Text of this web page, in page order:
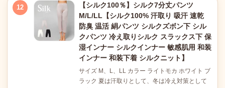
12
【シルク100％】シルク7分丈パンツ
M/L/LL【シルク100% 汗取り 吸汗 速乾
防臭 温活 絹パンツ シルクズボン下 シル
クパンツ 冷え取りシルク スラックス下 保
湿インナー シルクインナー 敏感肌用 和装
インナー 和装下着 シルクニット】
サイズ M、L、LL カラー ライトモカ ホワイト ブ
ラック 夏は汗取りとして、冬は冷え対策として